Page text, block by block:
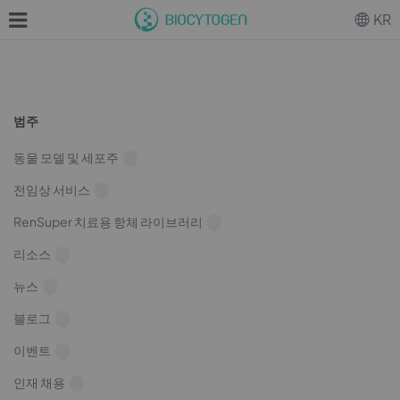
범주
동물 모델 및 세포주
전임상 서비스
RenSuper 치료용 항체 라이브러리
리소스
뉴스
블로그
이벤트
인재 채용
KR